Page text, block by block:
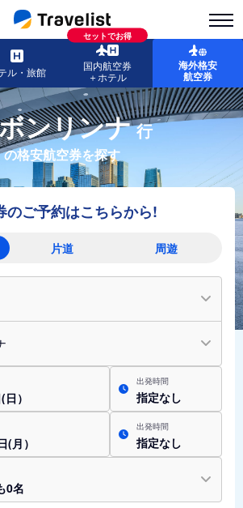
ル・旅館
セットでお得
国内航空券
＋ホテル
海外格安
航空券
ンリンナ行
の格安航空券を探す
のご予約はこちらから!
片道 周遊
）
出発時間
指定なし
(月）
出発時間
指定なし
0名